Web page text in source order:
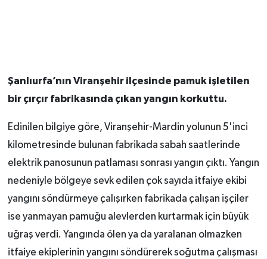
Şanlıurfa’nın Viranşehir ilçesinde pamuk işletilen
bir çırçır fabrikasında çıkan yangın korkuttu.
Edinilen bilgiye göre, Viranşehir-Mardin yolunun 5'inci
kilometresinde bulunan fabrikada sabah saatlerinde
elektrik panosunun patlaması sonrası yangın çıktı. Yangın
nedeniyle bölgeye sevk edilen çok sayıda itfaiye ekibi
yangını söndürmeye çalışırken fabrikada çalışan işçiler
ise yanmayan pamuğu alevlerden kurtarmak için büyük
uğraş verdi. Yangında ölen ya da yaralanan olmazken
itfaiye ekiplerinin yangını söndürerek soğutma çalışması